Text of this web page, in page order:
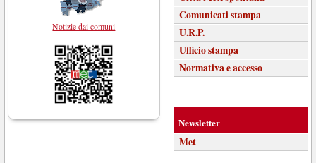
Notizie dai comuni
Comunicati stampa
U.R.P.
Ufficio stampa
Normativa e accesso
Newsletter
Met